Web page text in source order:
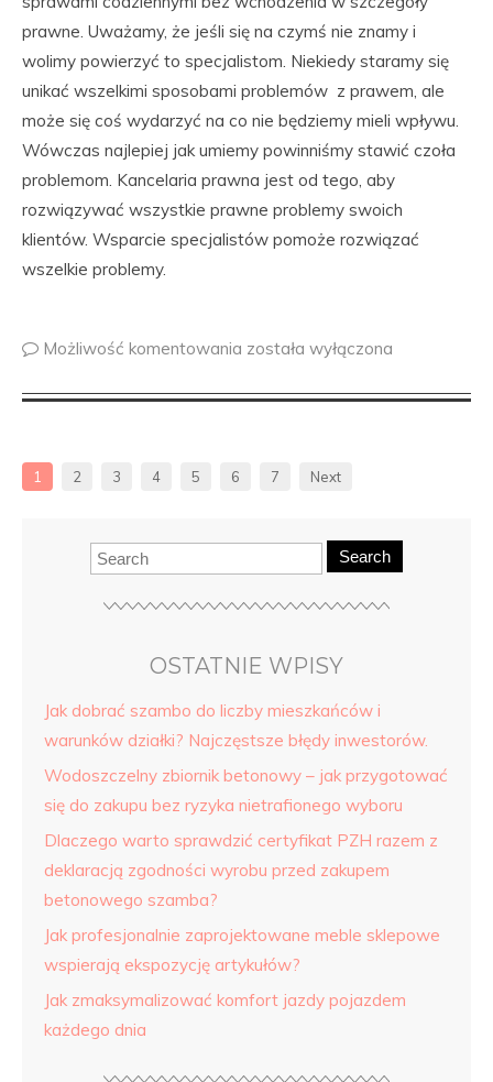
prawne. Uważamy, że jeśli się na czymś nie znamy i
wolimy powierzyć to specjalistom. Niekiedy staramy się
unikać wszelkimi sposobami problemów z prawem, ale
może się coś wydarzyć na co nie będziemy mieli wpływu.
Wówczas najlepiej jak umiemy powinniśmy stawić czoła
problemom. Kancelaria prawna jest od tego, aby
rozwiązywać wszystkie prawne problemy swoich
klientów. Wsparcie specjalistów pomoże rozwiązać
wszelkie problemy.
Możliwość komentowania została wyłączona
1 2 3 4 5 6 7 Next
Search
OSTATNIE WPISY
Jak dobrać szambo do liczby mieszkańców i
warunków działki? Najczęstsze błędy inwestorów.
Wodoszczelny zbiornik betonowy – jak przygotować
się do zakupu bez ryzyka nietrafionego wyboru
Dlaczego warto sprawdzić certyfikat PZH razem z
deklaracją zgodności wyrobu przed zakupem
betonowego szamba?
Jak profesjonalnie zaprojektowane meble sklepowe
wspierają ekspozycję artykułów?
Jak zmaksymalizować komfort jazdy pojazdem
każdego dnia